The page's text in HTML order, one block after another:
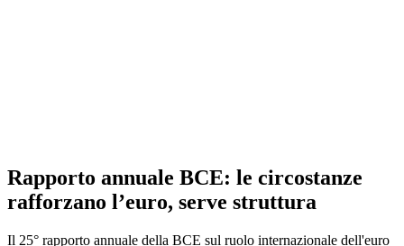
Rapporto annuale BCE: le circostanze
rafforzano l’euro, serve struttura
Il 25° rapporto annuale della BCE sul ruolo internazionale dell'euro